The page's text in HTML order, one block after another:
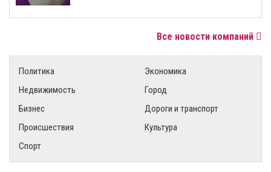
Все новости компаний
Политика
Экономика
Недвижимость
Город
Бизнес
Дороги и транспорт
Происшествия
Культура
Спорт